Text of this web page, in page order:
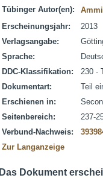
Tübinger Autor(en):
Erscheinungsjahr:
2013
Verlagsangabe:
Sprache:
DDC-Klassifikation:
230 -
Dokumentart:
Teil
Erschienen in:
Seitenbereich:
237-
Verbund-Nachweis:
Zur Langanzeige
Das Dokument